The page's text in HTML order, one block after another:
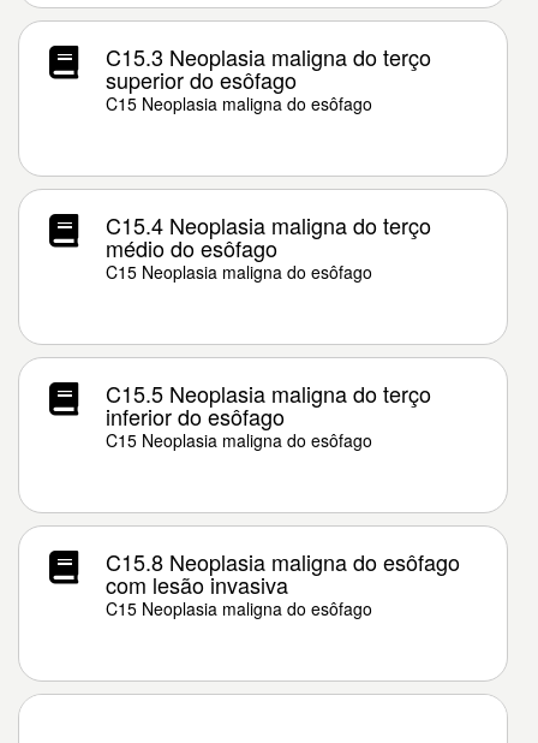
C15.3 Neoplasia maligna do terço
superior do esôfago
C15 Neoplasia maligna do esôfago
C15.4 Neoplasia maligna do terço
médio do esôfago
C15 Neoplasia maligna do esôfago
C15.5 Neoplasia maligna do terço
inferior do esôfago
C15 Neoplasia maligna do esôfago
C15.8 Neoplasia maligna do esôfago
com lesão invasiva
C15 Neoplasia maligna do esôfago